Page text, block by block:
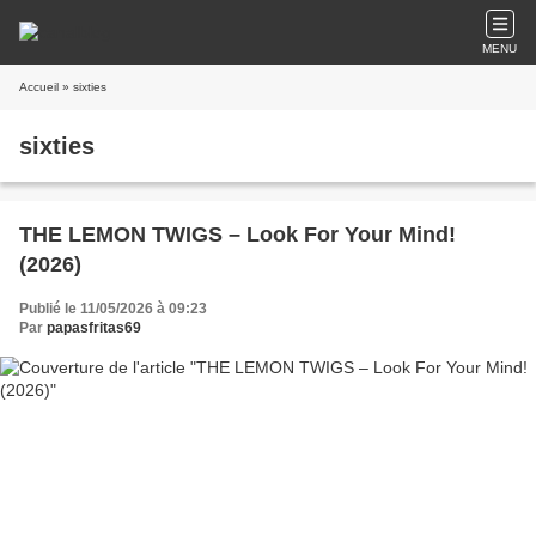
MENU
Accueil » sixties
sixties
THE LEMON TWIGS – Look For Your Mind!
(2026)
Publié le 11/05/2026 à 09:23
Par papasfritas69